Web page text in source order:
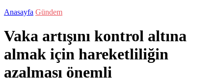
Anasayfa Gündem
Vaka artışını kontrol altına
almak için hareketliliğin
azalması önemli